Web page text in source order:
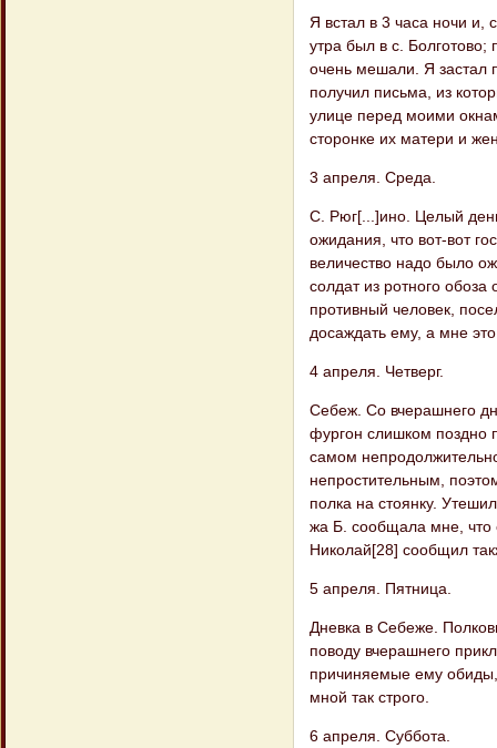
Я встал в 3 часа ночи и,
утра был в с. Болготово;
очень мешали. Я застал
получил письма, из
улице перед моими
сторонке их матери и
3 апреля. Среда.
С. Рюг[...]ино. Целый
ожидания, что вот-вот
величество надо было
солдат из ротного
противный человек,
досаждать ему, а мне
4 апреля. Четверг.
Себеж. Со вчерашнего
фургон слишком поздно
самом
непростительным,
полка на стоянку.
жа Б. сообщала мне, что
Николай[28] сообщил
5 апреля. Пятница.
Дневка в Себеже.
поводу вчерашнего
причиняемые ему обиды,
мной так строго.
6 апреля. Суббота.